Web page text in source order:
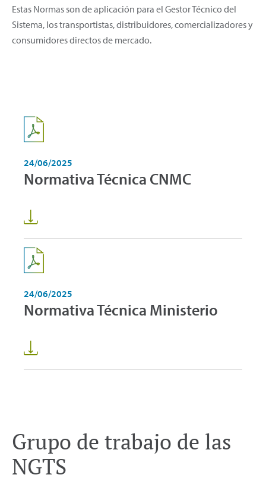
Estas Normas son de aplicación para el Gestor Técnico del
Sistema, los transportistas, distribuidores, comercializadores y
consumidores directos de mercado.
24/06/2025
Normativa Técnica CNMC
24/06/2025
Normativa Técnica Ministerio
Grupo de trabajo de las
NGTS